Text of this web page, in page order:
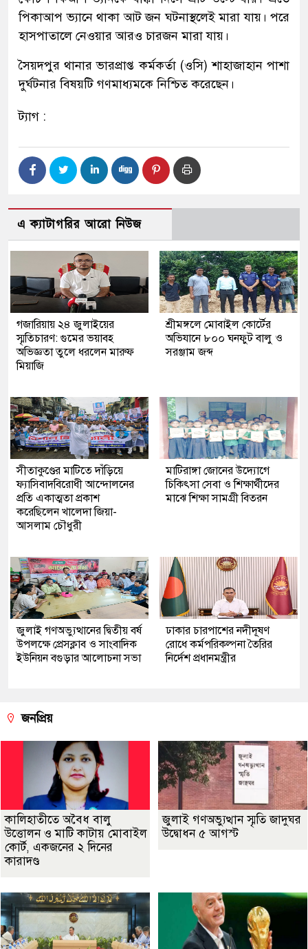
পিকাআপ ভ্যানে থাকা আট জন ঘটনাস্থলেই মারা যায়। পরে
হাসপাতালে নেওয়ার আরও চারজন মারা যায়।
সৈয়দপুর থানার ভারপ্রাপ্ত কর্মকর্তা (ওসি) শাহাজাহান পাশা
দুর্ঘটনার বিষয়টি গণমাধ্যমকে নিশ্চিত করেছেন।
ট্যাগ :
এ ক্যাটাগরির আরো নিউজ
গজারিয়ায় ২৪ জুলাইয়ের
স্মৃতিচারণ: গুমের ভয়াবহ
অভিজ্ঞতা তুলে ধরলেন মারুফ
মিয়াজি
শ্রীমঙ্গলে মোবাইল কোর্টের
অভিযানে ৮০০ ঘনফুট বালু ও
সরঞ্জাম জব্দ
সীতাকুণ্ডের মাটিতে দাঁড়িয়ে
ফ্যাসিবাদবিরোধী আন্দোলনের
প্রতি একাত্মতা প্রকাশ
করেছিলেন খালেদা জিয়া-
আসলাম চৌধুরী
মাটিরাঙ্গা জোনের উদ্যোগে
চিকিৎসা সেবা ও শিক্ষার্থীদের
মাঝে শিক্ষা সামগ্রী বিতরন
জুলাই গণঅভ্যুত্থানের দ্বিতীয় বর্ষ
উপলক্ষে প্রেসক্লাব ও সাংবাদিক
ইউনিয়ন বগুড়ার আলোচনা সভা
ঢাকার চারপাশের নদীদূষণ
রোধে কর্মপরিকল্পনা তৈরির
নির্দেশ প্রধানমন্ত্রীর
জনপ্রিয়
কালিহাতীতে অবৈধ বালু
উত্তোলন ও মাটি কাটায় মোবাইল
কোর্ট, একজনের ২ দিনের
কারাদণ্ড
জুলাই গণঅভ্যুত্থান স্মৃতি জাদুঘর
উদ্বোধন ৫ আগস্ট